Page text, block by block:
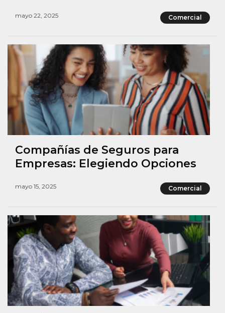
mayo 22, 2025 Comercial
Compañías de Seguros para
Empresas: Elegiendo Opciones
mayo 15, 2025 Comercial